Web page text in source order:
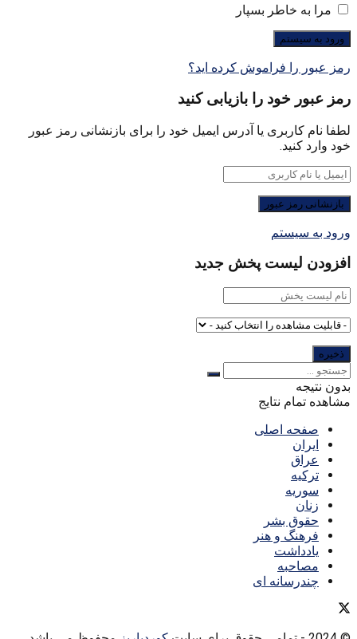
مرا به خاطر بسپار
رمز عبور را فراموش کرده اید؟
رمز عبور خود را بازیابی کنید
لطفا نام کاربری یا آدرس ایمیل خود را برای بازنشانی رمز عبور
خود وارد کنید.
ورود به سیستم
افزودن لیست پخش جدید
بدون نتیجه
مشاهده تمام نتایج
صفحه اصلی
ایران
عراق
ترکیه
سوریه
زنان
حقوق بشر
فرهنگ و هنر
یادداشت
مصاحبه
چندرسانه ای